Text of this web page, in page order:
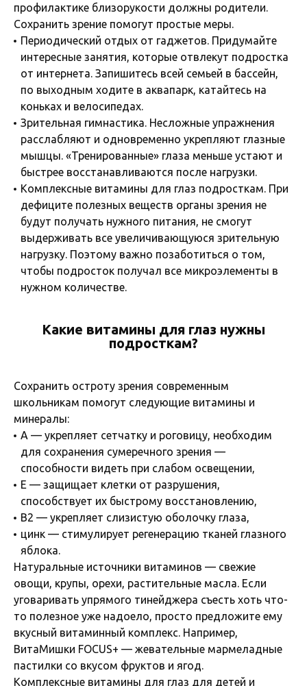
профилактике близорукости должны родители.
Сохранить зрение помогут простые меры.
Периодический отдых от гаджетов. Придумайте
интересные занятия, которые отвлекут подростка
от интернета. Запишитесь всей семьей в бассейн,
по выходным ходите в аквапарк, катайтесь на
коньках и велосипедах.
Зрительная гимнастика. Несложные упражнения
расслабляют и одновременно укрепляют глазные
мышцы. «Тренированные» глаза меньше устают и
быстрее восстанавливаются после нагрузки.
Комплексные витамины для глаз подросткам. При
дефиците полезных веществ органы зрения не
будут получать нужного питания, не смогут
выдерживать все увеличивающуюся зрительную
нагрузку. Поэтому важно позаботиться о том,
чтобы подросток получал все микроэлементы в
нужном количестве.
Какие витамины для глаз нужны
подросткам?
Сохранить остроту зрения современным
школьникам помогут следующие витамины и
минералы:
А — укрепляет сетчатку и роговицу, необходим
для сохранения сумеречного зрения —
способности видеть при слабом освещении,
Е — защищает клетки от разрушения,
способствует их быстрому восстановлению,
В2 — укрепляет слизистую оболочку глаза,
цинк — стимулирует регенерацию тканей глазного
яблока.
Натуральные источники витаминов — свежие
овощи, крупы, орехи, растительные масла. Если
уговаривать упрямого тинейджера съесть хоть что-
то полезное уже надоело, просто предложите ему
вкусный витаминный комплекс. Например,
ВитаМишки FOCUS+ — жевательные мармеладные
пастилки со вкусом фруктов и ягод.
Комплексные витамины для глаз для детей и